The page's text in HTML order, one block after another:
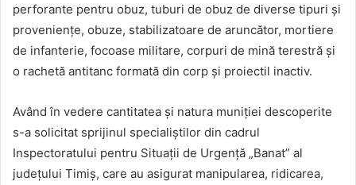
perforante pentru obuz, tuburi de obuz de diverse tipuri și
proveniențe, obuze, stabilizatoare de aruncător, mortiere
de infanterie, focoase militare, corpuri de mină terestră și
o rachetă antitanc formată din corp și proiectil inactiv.
Având în vedere cantitatea și natura muniției descoperite
s-a solicitat sprijinul specialiștilor din cadrul
Inspectoratului pentru Situații de Urgență „Banat” al
județului Timiș, care au asigurat manipularea, ridicarea,